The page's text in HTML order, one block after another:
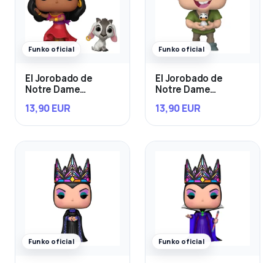
Funko oficial
El Jorobado de
Notre Dame
13,90 EUR
Funko oficial
El Jorobado de
Notre Dame
13,90 EUR
Funko oficial Funko oficial